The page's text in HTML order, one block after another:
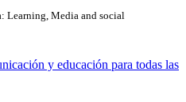
Learning, Media and social
y educación para todas las